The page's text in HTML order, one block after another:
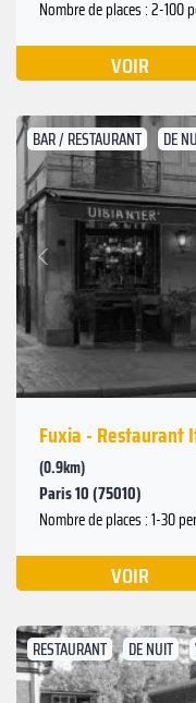
Nombre de places : 2-100
VOIR
BAR / RESTAURANT DE
Précédent
Fuxia - Restaurant
(0.9km)
Paris 10 (75010)
Nombre de places : 1-30
VOIR
RESTAURANT DE NUIT